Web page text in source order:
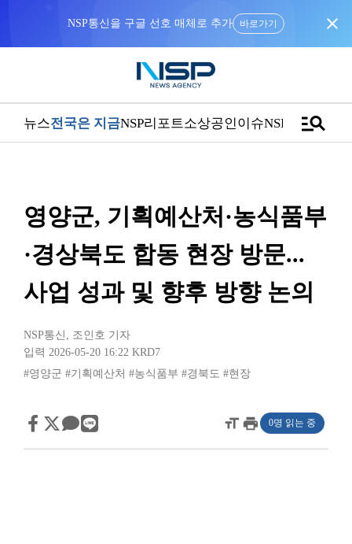
NSP통신을 구글 선호 매체로 추가 바로가기 close
뉴스전국은 지금NSP리포트소상공인이슈NSPTVmanage_search
영양군, 기획예산처·농식품부
·경상북도 합동 현장 방문...
사업 성과 및 향후 방향 논의
NSP통신 , 조인호 기자
입력 2026-05-20 16:22 KRD7
#영양군 #기획예산처 #농식품부 #경북도 #현장
format_sizeprint 0명 읽는 중